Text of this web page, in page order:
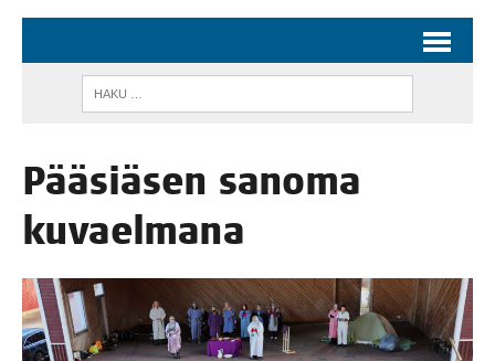
Pää­siä­sen sano­ma
kuvaelmana